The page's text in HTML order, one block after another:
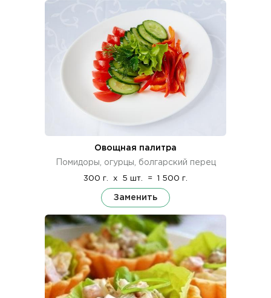
Овощная палитра
Помидоры, огурцы, болгарский перец
300 г. x 5 шт. = 1 500 г.
Заменить